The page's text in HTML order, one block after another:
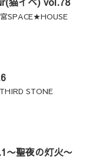
SPACE★HOUSE
STONE
〜聖夜の灯火〜